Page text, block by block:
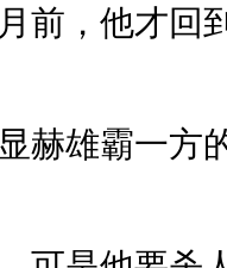
前，他才回
赫雄霸一方